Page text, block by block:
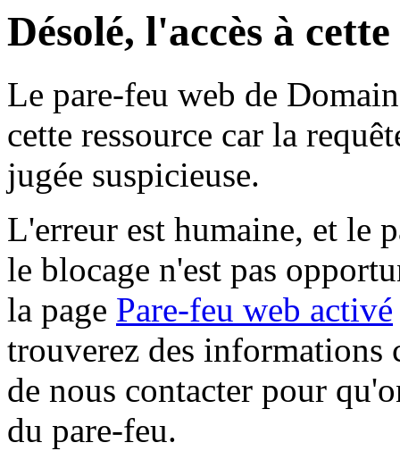
Désolé, l'accès à
Le pare-feu web de
cette ressource car la
jugée suspicieuse.
L'erreur est humaine, et le
le blocage n'est pas
la page Pare-feu web activé
trouverez des informations
de nous contacter pour
du pare-feu.